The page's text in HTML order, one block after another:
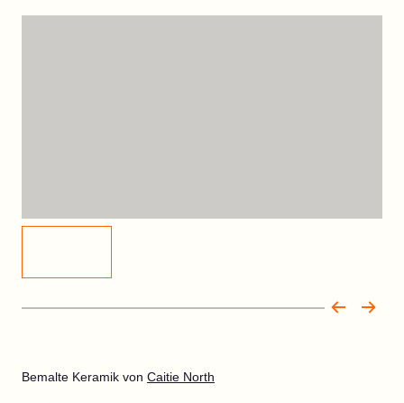
Bemalte Keramik von Caitie North